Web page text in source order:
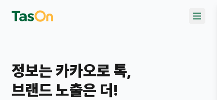
정보는 카카오로 톡,
브랜드 노출은 더!